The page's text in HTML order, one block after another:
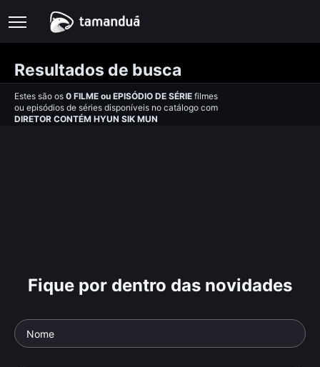
Resultados de busca
Estes são os 0 FILME ou EPISÓDIO DE SÉRIE filmes
ou episódios de séries disponíveis no catálogo com
DIRETOR CONTÉM HYUN SIK MUN
Fique por dentro das novidades